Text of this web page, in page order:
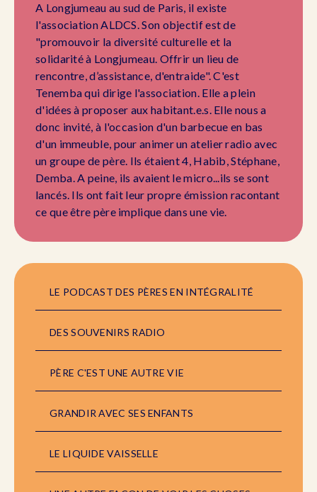
A Longjumeau au sud de Paris, il existe
l'association ALDCS. Son objectif est de
"promouvoir la diversité culturelle et la
solidarité à Longjumeau. Offrir un lieu de
rencontre, d’assistance, d'entraide". C'est
Tenemba qui dirige l'association. Elle a plein
d'idées à proposer aux habitant.e.s. Elle nous a
donc invité, à l'occasion d'un barbecue en bas
d'un immeuble, pour animer un atelier radio avec
un groupe de père. Ils étaient 4, Habib, Stéphane,
Demba. A peine, ils avaient le micro...ils se sont
lancés. Ils ont fait leur propre émission racontant
ce que être père implique dans une vie.
LE PODCAST DES PÈRES EN INTÉGRALITÉ
DES SOUVENIRS RADIO
PÈRE C'EST UNE AUTRE VIE
GRANDIR AVEC SES ENFANTS
LE LIQUIDE VAISSELLE